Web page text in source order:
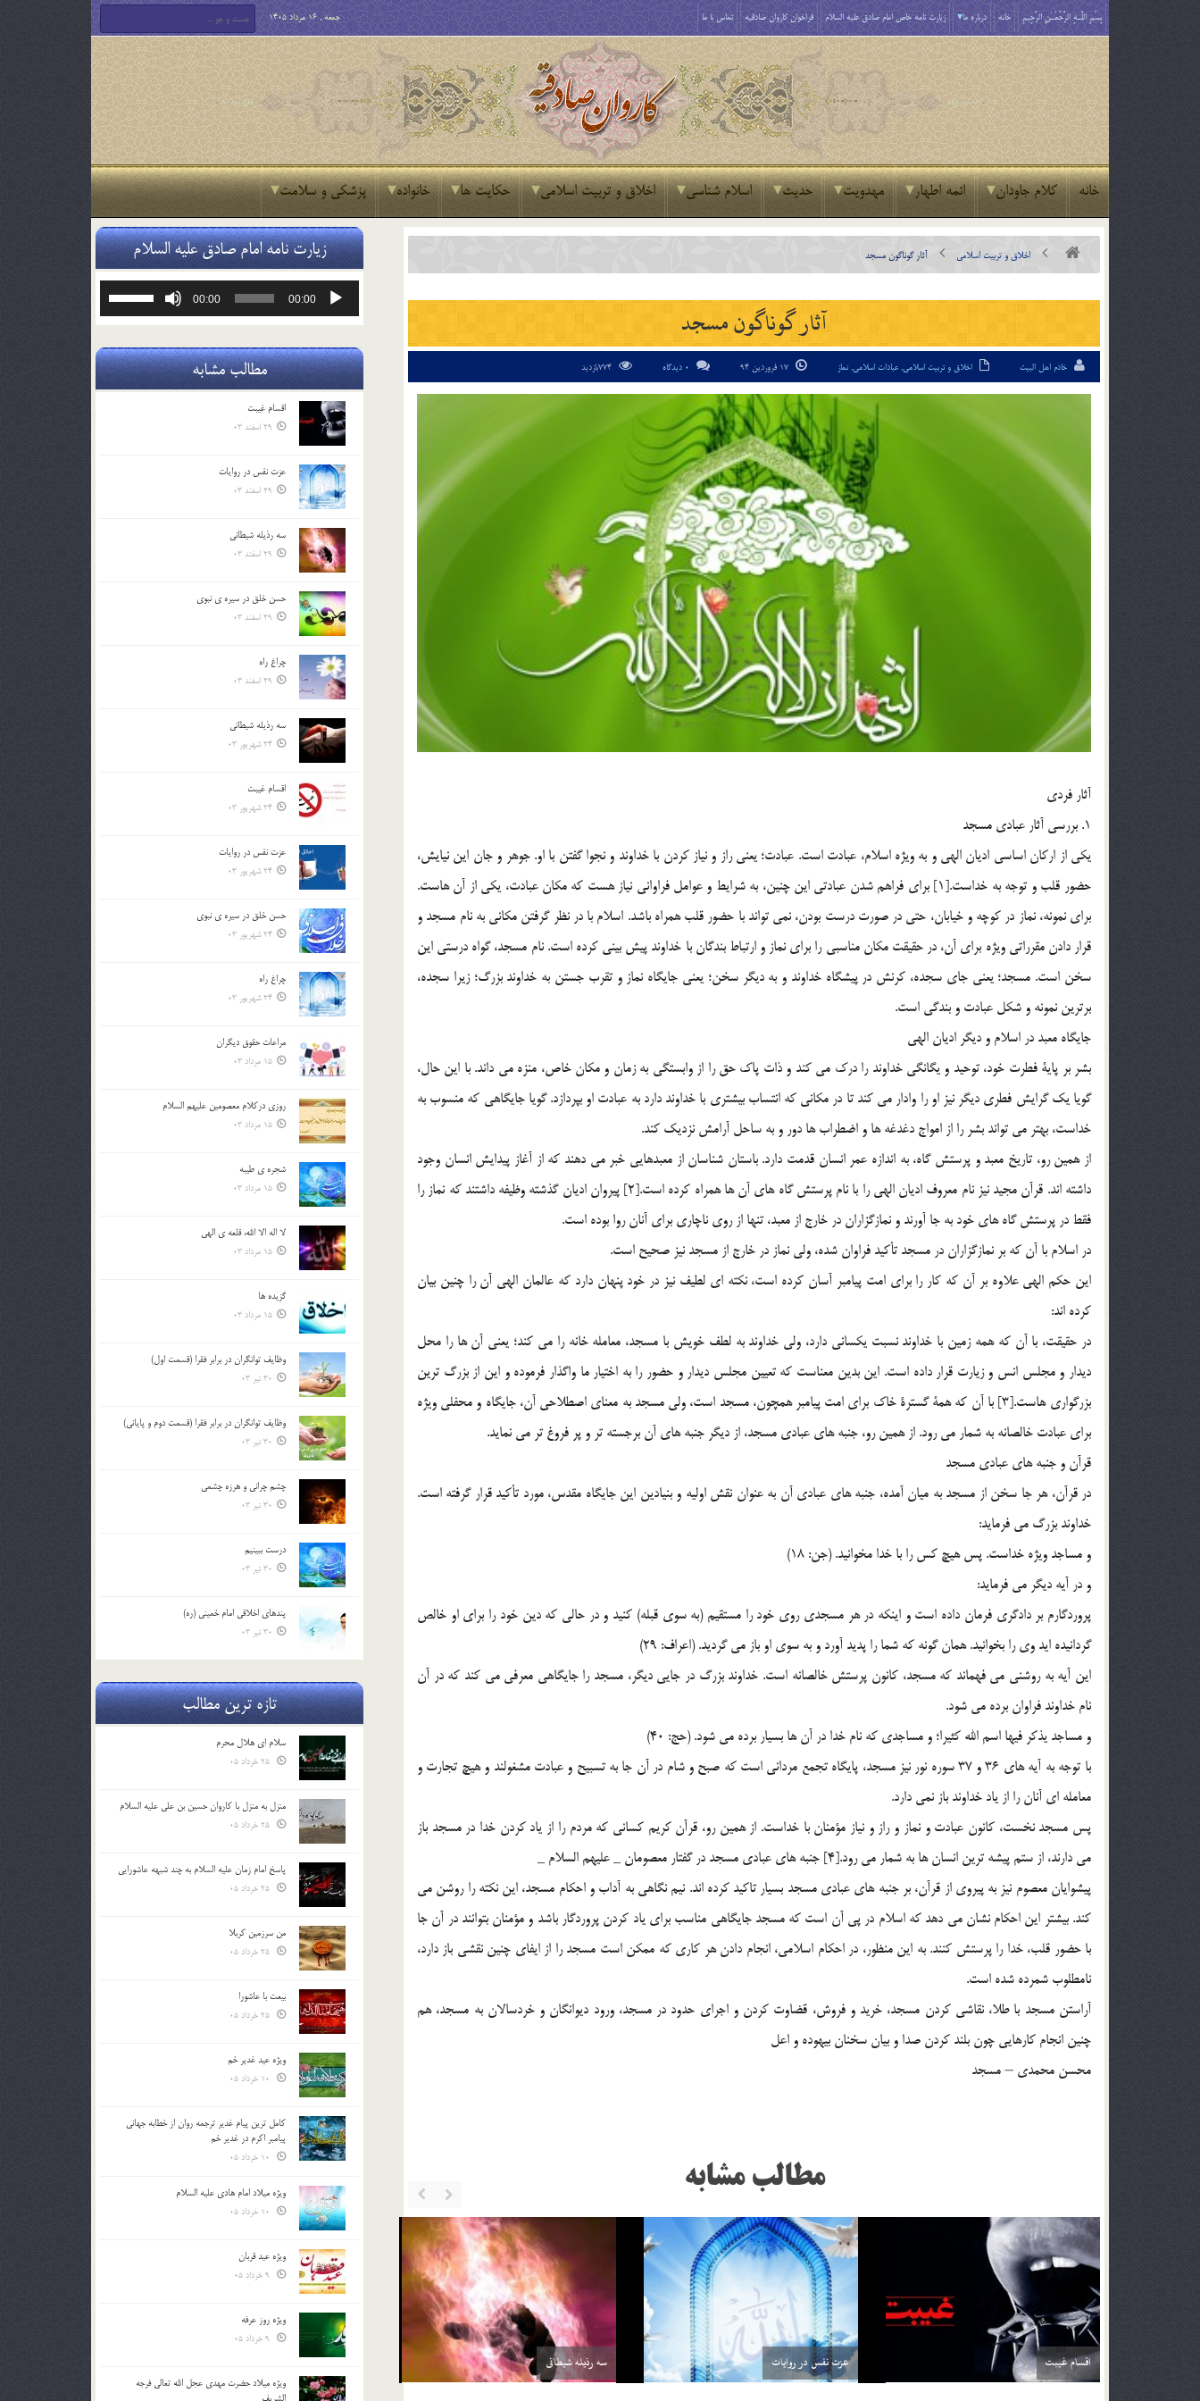
بِسْمِ اللَّـهِ الرَّحْمَـٰنِ الرَّحِيمِ خانه درباره ما زیارت نامه خاص امام صادق علیه السلام فراخوان کاروان صادقیه تماس با ما جمعه , 16 مرداد 1405
خانه کلام جاودان ائمه اطهار مهدویت حدیث اسلام شناسی اخلاق و تربیت اسلامی حکایت ها خانواده پزشکی و سلامت
اخلاق و تربیت اسلامی آثار گوناگون مسجد
آثار گوناگون مسجد
خادم اهل البیت اخلاق و تربیت اسلامی,عبادات اسلامی, نماز 0 دیدگاه
آثار فردي
1. بررسي آثار عبادي مسجد
يكي از اركان اساسي اديان الهي و به ويژه اسلام، عبادت است. عبادت؛ يعني راز و نياز كردن با خداوند و نجوا گفتن با او. جوهر و جان اين نيايش،
حضور قلب و توجه به خداست.[1] براي فراهم شدن عبادتي اين چنين، به شرايط و عوامل فراواني نياز هست كه مكان عبادت، يكي از آن هاست.
براي نمونه، نماز در كوچه و خيابان، حتي در صورت درست بودن، نمي تواند با حضور قلب همراه باشد. اسلام با در نظر گرفتن مكاني به نام مسجد و
قرار دادن مقرراتي ويژه براي آن، در حقيقت مكان مناسبي را براي نماز و ارتباط بندگان با خداوند پيش بيني كرده است. نام مسجد، گواه درستي اين
سخن است. مسجد؛ يعني جاي سجده، كرنش در پيشگاه خداوند و به ديگر سخن؛ يعني جايگاه نماز و تقرب جستن به خداوند بزرگ؛ زيرا سجده،
برترين نمونه و شكل عبادت و بندگي است.
جايگاه معبد در اسلام و ديگر اديان الهي
بشر بر پاية فطرت خود، توحيد و يگانگي خداوند را درك مي كند و ذات پاك حق را از وابستگي به زمان و مكان خاص، منزه مي داند. با اين حال،
گويا يك گرايش فطري ديگر نيز او را وادار مي كند تا در مكاني كه انتساب بيشتري با خداوند دارد به عبادت او بپردازد. گويا جايگاهي كه منسوب به
خداست، بهتر مي تواند بشر را از امواج دغدغه ها و اضطراب ها دور و به ساحل آرامش نزديك كند.
از همين رو، تاريخ معبد و پرستش گاه، به اندازه عمر انسان قدمت دارد. باستان شناسان از معبدهايي خبر مي دهند كه از آغاز پيدايش انسان وجود
داشته اند. قرآن مجيد نيز نام معروف اديان الهي را با نام پرستش گاه هاي آن ها همراه كرده است.[2] پيروان اديان گذشته وظيفه داشتند كه نماز را
فقط در پرستش گاه هاي خود به جا آورند و نمازگزاران در خارج از معبد، تنها از روي ناچاري براي آنان روا بوده است.
در اسلام با آن كه بر نمازگزاران در مسجد تأكيد فراوان شده، ولي نماز در خارج از مسجد نيز صحيح است.
اين حكم الهي علاوه بر آن كه كار را براي امت پيامبر آسان كرده است، نكته اي لطيف نيز در خود پنهان دارد كه عالمان الهي آن را چنين بيان
كرده اند:
در حقيقت، با آن كه همه زمين با خداوند نسبت يكساني دارد، ولي خداوند به لطف خويش با مسجد، معامله خانه را مي كند؛ يعني آن ها را محل
ديدار و مجلس انس و زيارت قرار داده است. اين بدين معناست كه تعيين مجلس ديدار و حضور را به اختيار ما واگذار فرموده و اين از بزرگ ترين
بزرگواري هاست.[3] با آن كه همة گسترة خاك براي امت پيامبر همچون، مسجد است، ولي مسجد به معناي اصطلاحي آن، جايگاه و محفلي ويژه
براي عبادت خالصانه به شمار مي رود. از همين رو، جنبه هاي عبادي مسجد، از ديگر جنبه هاي آن برجسته تر و پر فروغ تر مي نمايد.
قرآن و جنبه هاي عبادي مسجد
در قرآن، هر جا سخن از مسجد به ميان آمده، جنبه هاي عبادي آن به عنوان نقش اوليه و بنيادين اين جايگاه مقدس، مورد تأكيد قرار گرفته است.
خداوند بزرگ مي فرمايد:
و مساجد ويژه خداست. پس هيچ كس را با خدا مخوانيد. (جن: 18)
و در آيه ديگر مي فرمايد:
پروردگارم بر دادگري فرمان داده است و اينكه در هر مسجدي روي خود را مستقيم (به سوي قبله) كنيد و در حالي كه دين خود را براي او خالص
گردانيده ايد وي را بخوانيد. همان گونه كه شما را پديد آورد و به سوي او باز مي گرديد. (اعراف: 29)
اين آيه به روشني مي فهماند كه مسجد، كانون پرستش خالصانه است. خداوند بزرگ در جايي ديگر، مسجد را جايگاهي معرفي مي كند كه در آن
نام خداوند فراوان برده مي شود.
و مساجد يذكر فيها اسم الله كثيرا؛ و مساجدي كه نام خدا در آن ها بسيار برده مي شود. (حج: 40)
با توجه به آيه هاي 36 و 37 سوره نور نيز مسجد، پايگاه تجمع مرداني است كه صبح و شام در آن جا به تسبيح و عبادت مشغولند و هيچ تجارت و
معامله اي آنان را از ياد خداوند باز نمي دارد.
پس مسجد نخست، كانون عبادت و نماز و راز و نياز مؤمنان با خداست. از همين رو، قرآن كريم كساني كه مردم را از ياد كردن خدا در مسجد باز
مي دارند، از ستم پيشه ترين انسان ها به شمار مي رود.[4] جنبه هاي عبادي مسجد در گفتار معصومان _ عليهم السلام _
پيشوايان معصوم نيز به پيروي از قرآن، بر جنبه هاي عبادي مسجد بسيار تاكيد كرده اند. نيم نگاهي به آداب و احكام مسجد، اين نكته را روشن مي
كند. بيشتر اين احكام نشان مي دهد كه اسلام در پي آن است كه مسجد جايگاهي مناسب براي ياد كردن پروردگار باشد و مؤمنان بتوانند در آن جا
با حضور قلب، خدا را پرستش كنند. به اين منظور، در احكام اسلامي، انجام دادن هر كاري كه ممكن است مسجد را از ايفاي چنين نقشي باز دارد،
نامطلوب شمرده شده است.
آراستن مسجد با طلا، نقاشي كردن مسجد، خريد و فروش، قضاوت كردن و اجراي حدود در مسجد، ورود ديوانگان و خردسالان به مسجد، هم
چنين انجام كارهايي چون بلند كردن صدا و بيان سخنان بيهوده و اعل
محسن محمدي – مسجد
مطالب مشابه
حسن خلق در سيره ي نبوي چراغ راه سه رذیله شیطانی
زیارت نامه امام صادق علیه السلام
پخش‌کننده
00:00
00:00
یا
صدا
کلیدهای
مطالب مشابه
اقسام غيبت
29 اسفند 03
عزت نفس در روايات
29 اسفند 03
سه رذیله شیطانی
29 اسفند 03
حسن خلق در سيره ي نبوي
29 اسفند 03
چراغ راه
29 اسفند 03
سه رذیله شیطانی
24 شهریور 03
اقسام غيبت
24 شهریور 03
عزت نفس در روايات
24 شهریور 03
حسن خلق در سيره ي نبوي
24 شهریور 03
چراغ راه
24 شهریور 03
مراعات حقوق ديگران
15 مرداد 03
روزي دركلام معصومين عليهم السلام
15 مرداد 03
شجره ي طيبه
15 مرداد 03
لا اله الا الله، قلعه ي الهي
15 مرداد 03
گزيده ها
15 مرداد 03
وظایف توانگران در برابر فقرا (قسمت اول)
30 تیر 03
وظایف توانگران در برابر فقرا (قسمت دوم و پایانی)
30 تیر 03
چشم ‏چرانى و هرزه‏ چشمى
30 تیر 03
درست ببينيم
30 تیر 03
پندهاي اخلاقي امام خميني (ره)
30 تیر 03
تازه ترین مطالب
سلام ای هلال محرم
منزل به منزل با کاروان حسین بن علی علیه السلام
پاسخ امام زمان علیه السلام به چند شبهه عاشورایی
من سرزمین کربلا
بیعت با عاشورا
ویژه عید غدیر خم
کامل ترین پیام غدیر ترجمه روان از خطابه جهانی
پیامبر اکرم در غدیر خم
ویژه میلاد امام هادی علیه السلام
ویژه عید قربان
ویژه روز عرفه
ویژه میلاد حضرت مهدی عجل الله تعالی فرجه